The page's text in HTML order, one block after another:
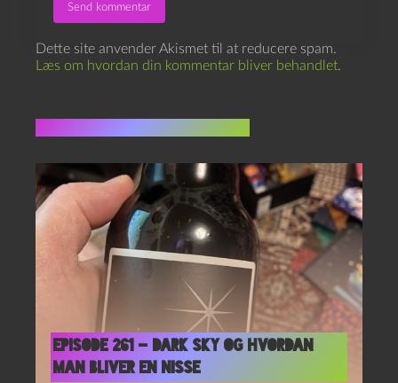
Dette site anvender Akismet til at reducere spam.
Læs om hvordan din kommentar bliver behandlet.
Episode 261 – Dark Sky og Hvordan
Man Bliver En Nisse